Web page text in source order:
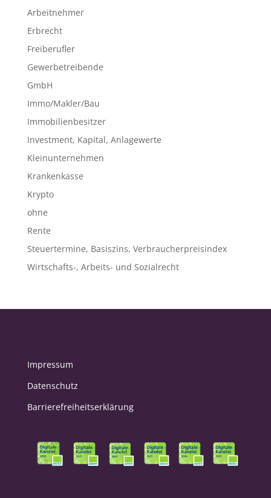
Arbeitnehmer
Erbrecht
Freiberufler
Gewerbetreibende
GmbH
Immo/Makler/Bau
Immobilienbesitzer
Investment, Kapital, Anlagewerte
Kleinunternehmen
Krankenkasse
Krypto
ohne
Rente
Steuertermine, Basiszins, Verbraucherpreisindex
Wirtschafts-, Arbeits- und Sozialrecht
Impressum
Datenschutz
Barrierefreiheitserklärung